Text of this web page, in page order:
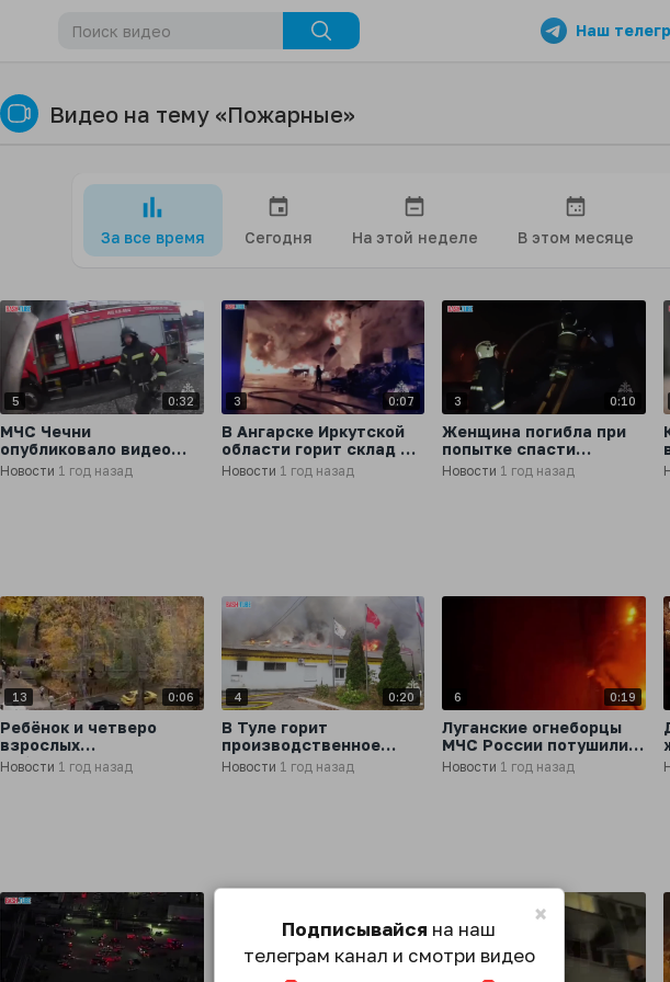
Наш
Видео на тему «Пожарные»
За все время Сегодня На этой неделе В этом месяце
5 0:32
МЧС Чечни
опубликовало видео
взрыва на АЗС в
Грозном 12 октября
Новости 1 год назад
3 0:07
В Ангарске Иркутской
области горит склад на
1050 квадратных
метрах, сообщает МЧС
Новости 1 год назад
3 0:10
Женщина погибла при
попытке спасти
животных в
Нижегородской
Новости 1 год назад
13 0:06
Ребёнок и четверо
взрослых
заблокированы в
Очаковских банях в
Новости 1 год назад
4 0:20
В Туле горит
производственное
здание на площади 800
«квадратов», сообщило
Новости 1 год назад
6 0:19
Луганские огнеборцы
МЧС России потушили
пожар в городе
Новости 1 год назад
×
Подписывайся на наш
телеграм канал и смотри видео